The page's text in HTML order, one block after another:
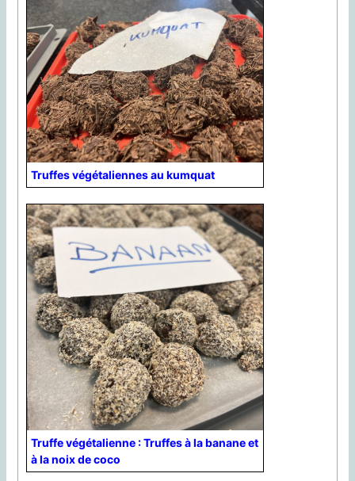
Truffes végétaliennes au kumquat
Truffe végétalienne : Truffes à la banane et
à la noix de coco